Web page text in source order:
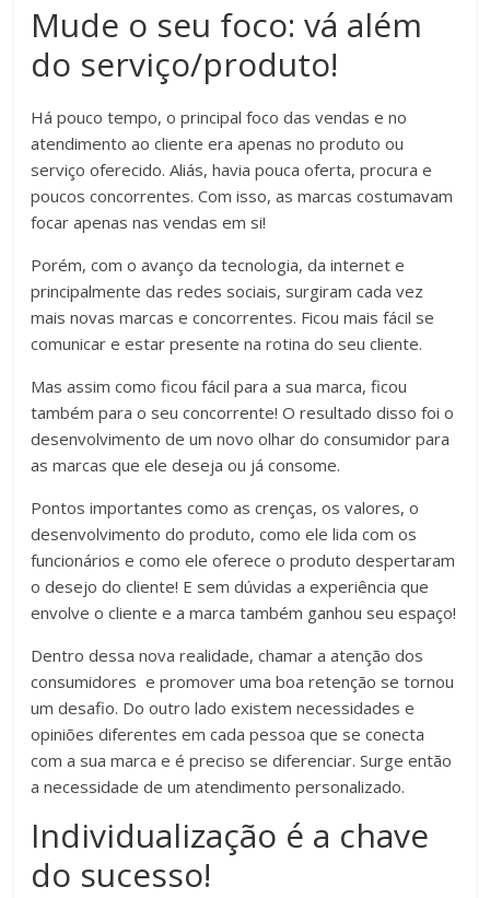
Mude o seu foco: vá além
do serviço/produto!
Há pouco tempo, o principal foco das vendas e no
atendimento ao cliente era apenas no produto ou
serviço oferecido. Aliás, havia pouca oferta, procura e
poucos concorrentes. Com isso, as marcas costumavam
focar apenas nas vendas em si!
Porém, com o avanço da tecnologia, da internet e
principalmente das redes sociais, surgiram cada vez
mais novas marcas e concorrentes. Ficou mais fácil se
comunicar e estar presente na rotina do seu cliente.
Mas assim como ficou fácil para a sua marca, ficou
também para o seu concorrente! O resultado disso foi o
desenvolvimento de um novo olhar do consumidor para
as marcas que ele deseja ou já consome.
Pontos importantes como as crenças, os valores, o
desenvolvimento do produto, como ele lida com os
funcionários e como ele oferece o produto despertaram
o desejo do cliente! E sem dúvidas a experiência que
envolve o cliente e a marca também ganhou seu espaço!
Dentro dessa nova realidade, chamar a atenção dos
consumidores e promover uma boa retenção se tornou
um desafio. Do outro lado existem necessidades e
opiniões diferentes em cada pessoa que se conecta
com a sua marca e é preciso se diferenciar. Surge então
a necessidade de um atendimento personalizado.
Individualização é a chave
do sucesso!